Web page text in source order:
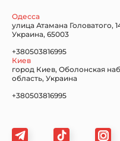
Subaru
Volkswagen
Одесса
улица Атамана Головатого,
Украина, 65003
+380503816995
Киев
город Киев, Оболонская
область, Украина
+380503816995